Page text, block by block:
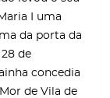
I uma
da porta da
de
concedia
de Vila de